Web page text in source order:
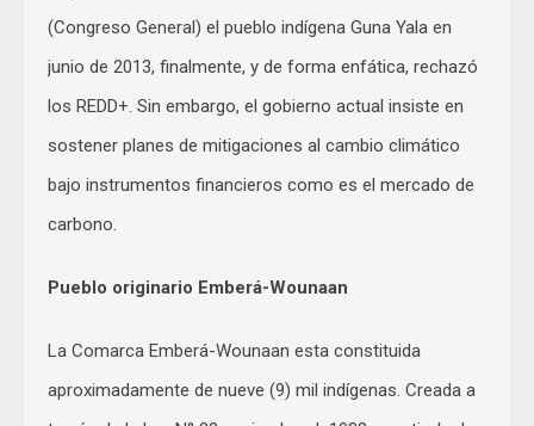
(Congreso General) el pueblo indígena Guna Yala en
junio de 2013, finalmente, y de forma enfática, rechazó
los REDD+. Sin embargo, el gobierno actual insiste en
sostener planes de mitigaciones al cambio climático
bajo instrumentos financieros como es el mercado de
carbono.
Pueblo originario Emberá-Wounaan
La Comarca Emberá-Wounaan esta constituida
aproximadamente de nueve (9) mil indígenas. Creada a